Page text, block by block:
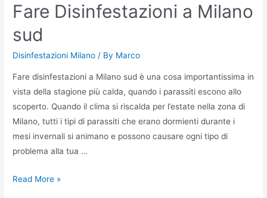
Fare Disinfestazioni a Milano
sud
Disinfestazioni Milano / By Marco
Fare disinfestazioni a Milano sud è una cosa importantissima in
vista della stagione più calda, quando i parassiti escono allo
scoperto. Quando il clima si riscalda per l’estate nella zona di
Milano, tutti i tipi di parassiti che erano dormienti durante i
mesi invernali si animano e possono causare ogni tipo di
problema alla tua …
Fare
Read More »